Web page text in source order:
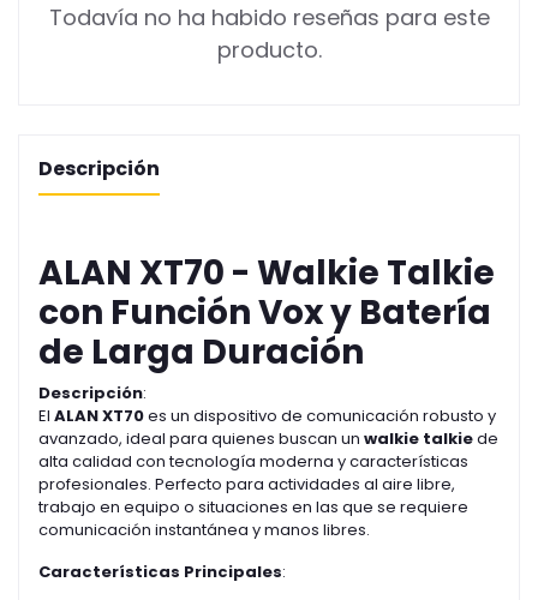
Todavía no ha habido reseñas para este
producto.
Descripción
ALAN XT70 - Walkie Talkie
con Función Vox y Batería
de Larga Duración
Descripción:
El ALAN XT70es un dispositivo de comunicación robusto y
avanzado, ideal para quienes buscan un walkie talkiede
alta calidad con tecnología moderna y características
profesionales. Perfecto para actividades al aire libre,
trabajo en equipo o situaciones en las que se requiere
comunicación instantánea y manos libres.
Características Principales: